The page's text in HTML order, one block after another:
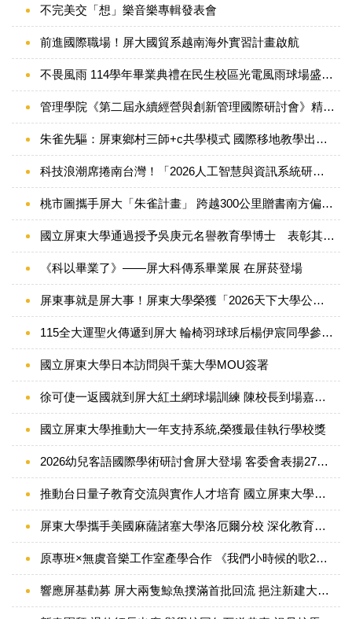
不完美交「想」樂音樂專輯發表會
前進國際職場！屏大國貿系越南海外實習計畫啟航
不畏風雨 114學年畢業典禮在民生校區光電風雨球場盛大舉辦
管理學院《第二屆永續經營與創新管理國際研討會》精彩登場
朱雀先驅：屏東鄉村三師+c共學模式 國際移地教學出國前授旗儀式
科技浪潮席捲南台灣！「2026人工智慧與資訊系統研討會」 聚焦AI 算力新篇章
桃市圖攜手屏大「朱雀計畫」 跨越300公里贈書南方偏鄉小學
國立屏東大學通過授予吳庚元名譽教育學博士 表彰其深耕本土教育與地方文化之卓越貢獻
《科以畢業了》——屏大科傳系畢業展 在屏菸登場
屏東事就是屏大事！屏東大學榮獲「2026天下大學公民獎」以「韌性」共創地方永續發展
115全大運聖火傳遞到屏大 輪椅羽球球后楊伊宸同學參與聖火交接
國立屏東大學日本訪問與千葉大學MOU簽署
徐可倢一返國就到屏大紅土網球場訓練 陳校長到場嘉勉打氣
國立屏東大學推動大一年支持系統,榮獲最佳執行學校獎
2026幼兒客語國際學術研討會屏大登場 客委會表揚27組教學績優推手
推動台日量子教育交流與實作人才培育 國立屏東大學攜手日本東北大學舉辦「Quantum Infinity for You in Taiwan 2026」
屏東大學攜手美國麻薩諸塞大學洛厄爾分校 深化教育與STEM國際交流
原專班×無虞音樂工作室產學合作 《我們小時候的歌2》專輯3月12日搶先發表
響應屏基勸募 屏大兩隻鯨魚撲滿首批回流 挹注新建大樓資金